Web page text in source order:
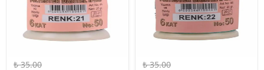
₺ 35.00 ₺ 35.00